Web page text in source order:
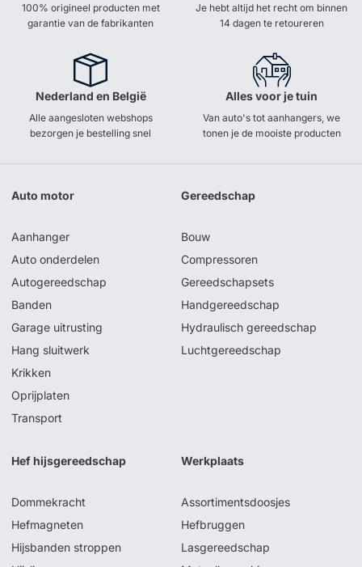
100% origineel producten met
garantie van de fabrikanten
Je hebt altijd het recht om binnen
14 dagen te retoureren
Nederland en België
Alle aangesloten webshops
bezorgen je bestelling snel
Alles voor je tuin
Van auto's tot aanhangers, we
tonen je de mooiste producten
Auto motor
Aanhanger
Auto onderdelen
Autogereedschap
Banden
Garage uitrusting
Hang sluitwerk
Krikken
Oprijplaten
Transport
Gereedschap
Bouw
Compressoren
Gereedschapsets
Handgereedschap
Hydraulisch gereedschap
Luchtgereedschap
Hef hijsgereedschap
Dommekracht
Hefmagneten
Hijsbanden stroppen
Werkplaats
Assortimentsdoosjes
Hefbruggen
Lasgereedschap